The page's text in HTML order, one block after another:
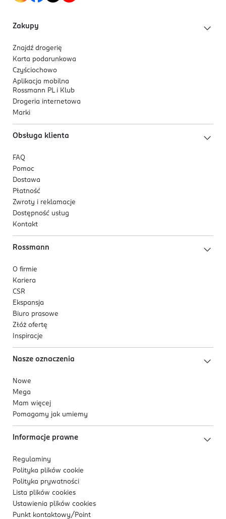
na festiwale, imprezy, ale też do pracy, sklepu czy na
spacer.
Zakupy
Znajdź drogerię
Karta podarunkowa
Czyściochowo
Aplikacja mobilna
Rossmann PL i Klub
Drogeria internetowa
Marki
Obsługa klienta
FAQ
Pomoc
Dostawa
Płatność
Zwroty i reklamacje
Dostępność usług
Kontakt
Rossmann
O firmie
Kariera
CSR
Ekspansja
Biuro prasowe
Złóż ofertę
Inspiracje
Nasze oznaczenia
Nowe
Mega
Mam więcej
Pomagamy jak umiemy
Informacje prawne
Regulaminy
Polityka plików cookie
Polityka prywatności
Lista plików cookies
Ustawienia plików cookies
Punkt kontaktowy/ Point